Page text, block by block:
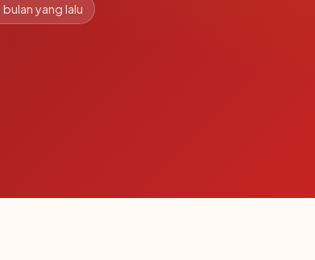
bulan yang lalu